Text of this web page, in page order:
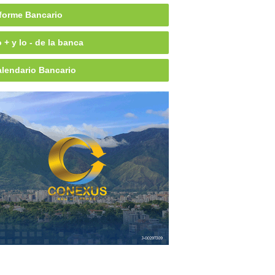
Bancario
+ y lo - de la banca
Bancario